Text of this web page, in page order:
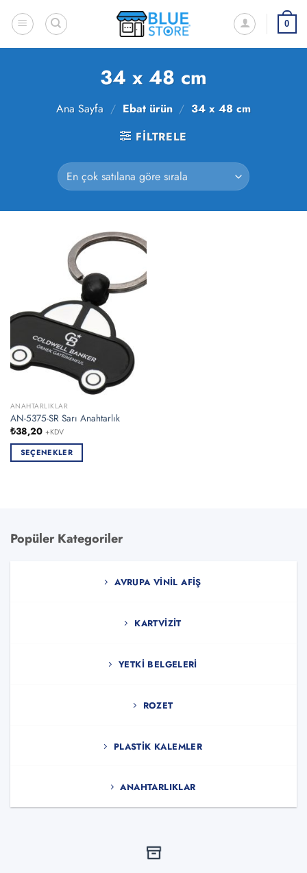
atla
0
34 x 48 cm
Ana Sayfa / Ebat ürün / 34 x 48 cm
FILTRELE
ANAHTARLIKLAR
AN-5375-SR Sarı Anahtarlık
₺38,20 +KDV
SEÇENEKLER
var.
Popüler Kategoriler
AVRUPA VINIL AFIŞ
KARTVIZIT
YETKI BELGELERI
ROZET
PLASTIK KALEMLER
ANAHTARLIKLAR